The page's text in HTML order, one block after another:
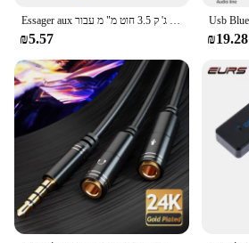
Essager aux כבל 3.5 מ "מ שקע כבל אודיו עבור המכונית מתאם זכר ג 'שקע ג' ק 3.5 חוט מ" מ עבור Samsung xiaomi
₪5.57 ₪19.28